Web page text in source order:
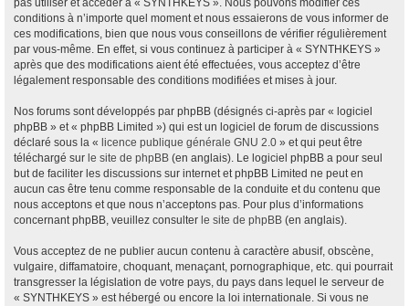
pas utiliser et accéder à « SYNTHKEYS ». Nous pouvons modifier ces
conditions à n’importe quel moment et nous essaierons de vous informer de
ces modifications, bien que nous vous conseillons de vérifier régulièrement
par vous-même. En effet, si vous continuez à participer à « SYNTHKEYS »
après que des modifications aient été effectuées, vous acceptez d’être
légalement responsable des conditions modifiées et mises à jour.
Nos forums sont développés par phpBB (désignés ci-après par « logiciel
phpBB » et « phpBB Limited ») qui est un logiciel de forum de discussions
déclaré sous la « licence publique générale GNU 2.0 » et qui peut être
téléchargé sur le site de phpBB (en anglais). Le logiciel phpBB a pour seul
but de faciliter les discussions sur internet et phpBB Limited ne peut en
aucun cas être tenu comme responsable de la conduite et du contenu que
nous acceptons et que nous n’acceptons pas. Pour plus d’informations
concernant phpBB, veuillez consulter le site de phpBB (en anglais).
Vous acceptez de ne publier aucun contenu à caractère abusif, obscène,
vulgaire, diffamatoire, choquant, menaçant, pornographique, etc. qui pourrait
transgresser la législation de votre pays, du pays dans lequel le serveur de
« SYNTHKEYS » est hébergé ou encore la loi internationale. Si vous ne